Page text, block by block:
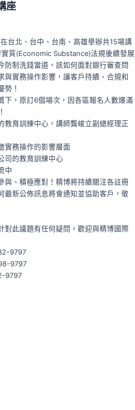
座
台北、台中、台南、高雄舉辦共15場講
質(Economic Substance)法規後續發展
防制洗錢當道，該如何面對銀行審查問
與實務操作影響，讓客戶持續、合規和
勢！
下，原訂6個場次，因各區報名人數爆滿
教育訓練中心，講師龔峻立副總經理正
實務操作的影響層面
司的教育訓練中心
中
與、積極應對！精博將持續關注各註冊
最新公佈訊息將會通知並協助客戶，敬
對此議題有任何疑問，歡迎與精博國際
9797
9797
9797